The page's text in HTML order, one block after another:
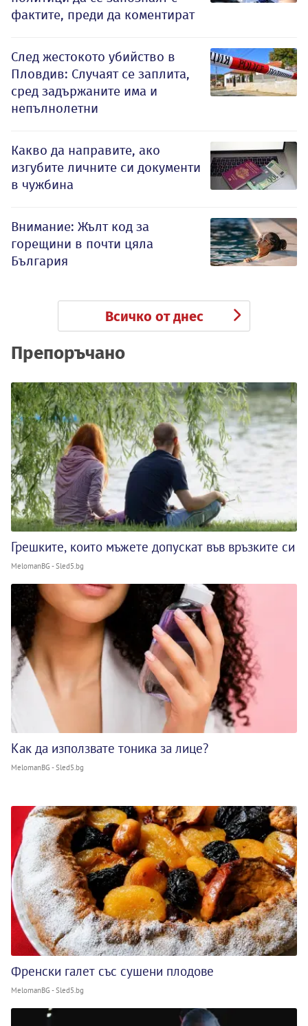
фактите, преди да коментират
След жестокото убийство в
Пловдив: Случаят се заплита,
сред задържаните има и
непълнолетни
Какво да направите, ако
изгубите личните си документи
в чужбина
Внимание: Жълт код за
горещини в почти цяла
България
Всичко от днес
Препоръчано
Грешките, които мъжете допускат във връзките си
MelomanBG - Sled5.bg
Как да използвате тоника за лице?
MelomanBG - Sled5.bg
Френски галет със сушени плодове
MelomanBG - Sled5.bg